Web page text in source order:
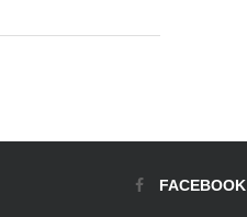
FACEBOOK